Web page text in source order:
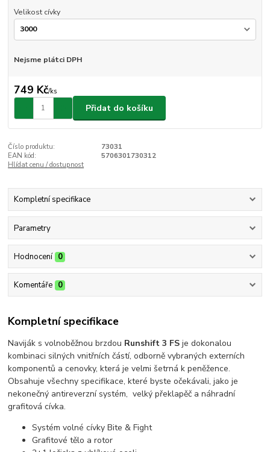
Velikost cívky
Nejsme plátci DPH
749 Kč/ks
Přidat do košíku
Číslo produktu:
73031
EAN kód:
5706301730312
Hlídat cenu / dostupnost
Kompletní specifikace
Parametry
Hodnocení 0
Komentáře 0
Kompletní specifikace
Naviják s volnoběžnou brzdou Runshift 3 FS je dokonalou
kombinaci silných vnitřních částí, odborně vybraných externích
komponentů a cenovky, která je velmi šetrná k peněžence.
Obsahuje všechny specifikace, které byste očekávali, jako je
nekonečný antireverzní systém, velký překlapěč a náhradní
grafitová cívka.
Systém volné cívky Bite & Fight
Grafitové tělo a rotor